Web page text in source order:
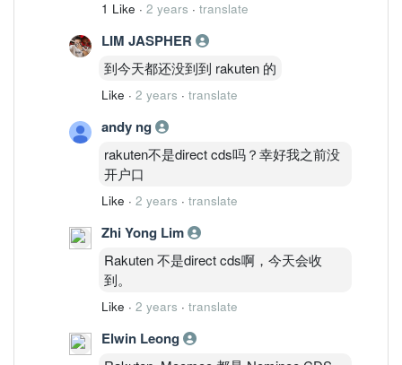
1 Like · 2 years · translate
LIM JASPHER
到今天都还没到到 rakuten 的
Like · 2 years · translate
andy ng
rakuten不是direct cds吗？幸好我之前没
开户口
Like · 2 years · translate
Zhi Yong Lim
Rakuten 不是direct cds啊，今天会收
到。
Like · 2 years · translate
Elwin Leong